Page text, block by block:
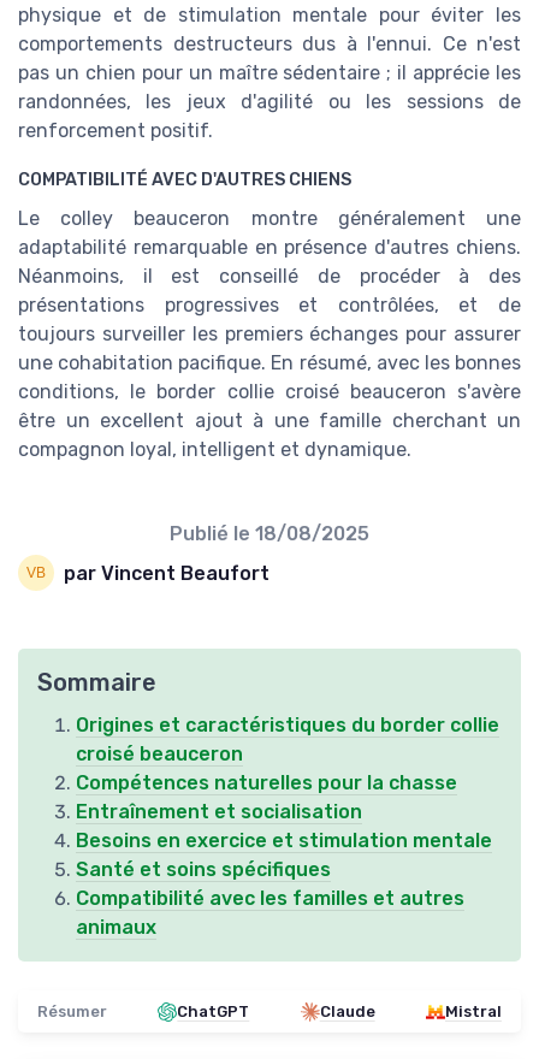
physique et de stimulation mentale pour éviter les
comportements destructeurs dus à l'ennui. Ce n'est
pas un chien pour un maître sédentaire ; il apprécie les
randonnées, les jeux d'agilité ou les sessions de
renforcement positif.
COMPATIBILITÉ AVEC D'AUTRES CHIENS
Le colley beauceron montre généralement une
adaptabilité remarquable en présence d'autres chiens.
Néanmoins, il est conseillé de procéder à des
présentations progressives et contrôlées, et de
toujours surveiller les premiers échanges pour assurer
une cohabitation pacifique. En résumé, avec les bonnes
conditions, le border collie croisé beauceron s'avère
être un excellent ajout à une famille cherchant un
compagnon loyal, intelligent et dynamique.
Publié le 18/08/2025
par Vincent Beaufort
Sommaire
Origines et caractéristiques du border collie
croisé beauceron
Compétences naturelles pour la chasse
Entraînement et socialisation
Besoins en exercice et stimulation mentale
Santé et soins spécifiques
Compatibilité avec les familles et autres
animaux
Résumer ChatGPT Claude Mistral